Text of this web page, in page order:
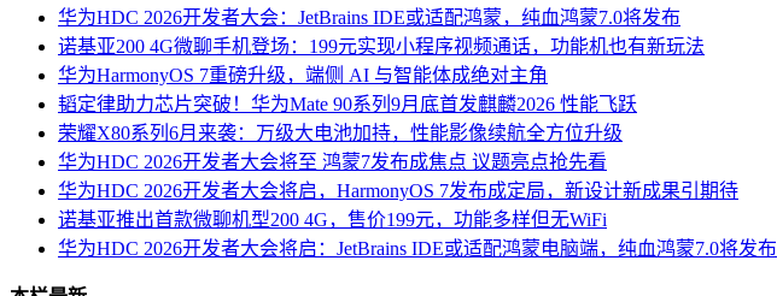
华为HDC 2026开发者大会：JetBrains IDE或适配鸿蒙，纯血鸿蒙7.0将发布
诺基亚200 4G微聊手机登场：199元实现小程序视频通话，功能机也有新玩法
华为HarmonyOS 7重磅升级，端侧 AI 与智能体成绝对主角
韬定律助力芯片突破！华为Mate 90系列9月底首发麒麟2026 性能飞跃
荣耀X80系列6月来袭：万级大电池加持，性能影像续航全方位升级
华为HDC 2026开发者大会将至 鸿蒙7发布成焦点 议题亮点抢先看
华为HDC 2026开发者大会将启，HarmonyOS 7发布成定局，新设计新成果引期待
诺基亚推出首款微聊机型200 4G，售价199元，功能多样但无WiFi
华为HDC 2026开发者大会将启：JetBrains IDE或适配鸿蒙电脑端，纯血鸿蒙7.0将发布